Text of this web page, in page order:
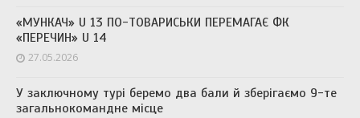
«МУНКАЧ» U 13 ПО-ТОВАРИСЬКИ ПЕРЕМАГАЄ ФК
«ПЕРЕЧИН» U 14
27.05.2026
У заключному турі беремо два бали й зберігаємо 9-те
загальнокомандне місце